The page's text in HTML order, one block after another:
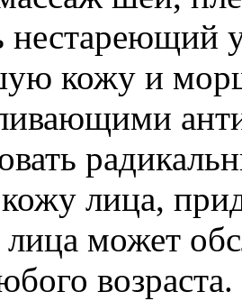
нестареющий
кожу и
лица,
может
возраста.